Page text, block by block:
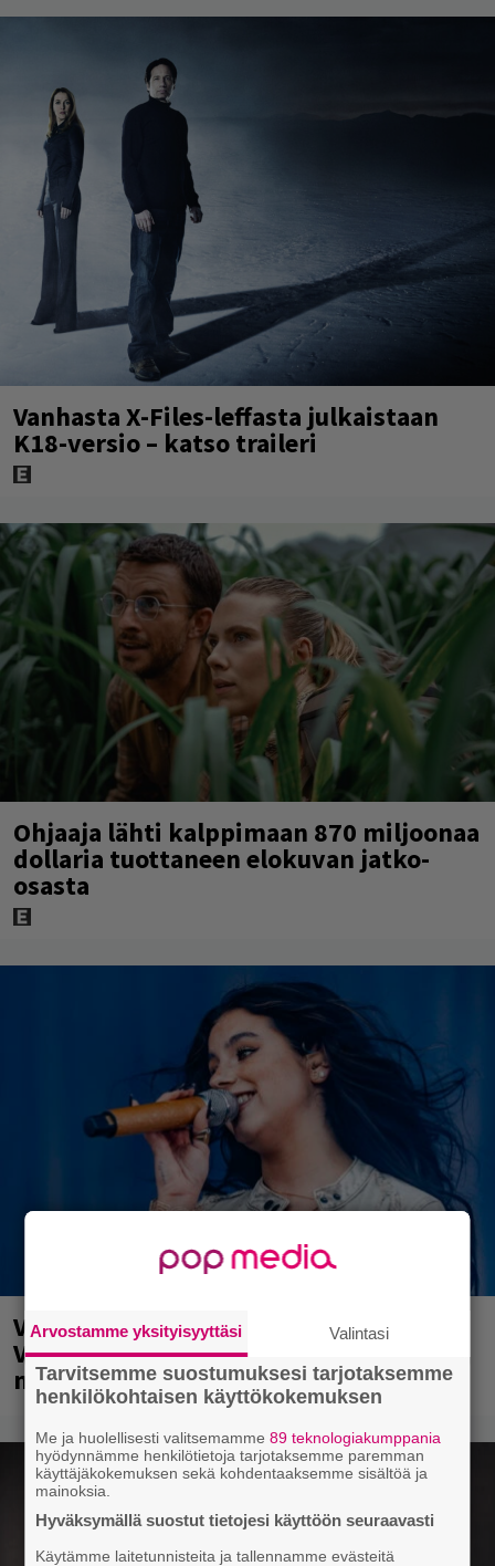
Vanhasta X-Files-leffasta julkaistaan
K18-versio – katso traileri
Ohjaaja lähti kalppimaan 870 miljoonaa
dollaria tuottaneen elokuvan jatko-
osasta
Valtava Yle 100 vuotta -tapahtuma
Veikkaus Arenalla syyskuussa – muista
myös metalliklassikot-konsertti
Arvostamme yksityisyyttäsi Valintasi
Tarvitsemme suostumuksesi tarjotaksemme
henkilökohtaisen käyttökokemuksen
Me ja huolellisesti valitsemamme89 teknologiakumppania
hyödynnämme henkilötietoja tarjotaksemme paremman
käyttäjäkokemuksen sekä kohdentaaksemme sisältöä ja
mainoksia.
Hyväksymällä suostut tietojesi käyttöön seuraavasti
Käytämme laitetunnisteita ja tallennamme evästeitä